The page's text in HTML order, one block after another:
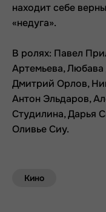
находит себе
«недуга».
В ролях: Павел
Артемьева,
Дмитрий Орлов,
Антон Эльдаров,
Студилина, Дарья
Оливье Сиу.
Кино